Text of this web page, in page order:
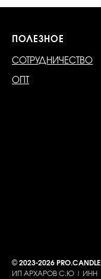
ПОЛЕЗНОЕ
СОТРУДНИЧЕСТВО
ОПТ
© 2023-2026 PRO.CANDLE
ИП АРХАРОВ С.Ю | ИНН